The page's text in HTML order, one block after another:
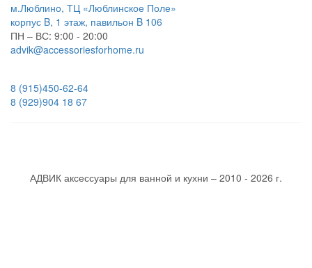
м.Люблино, ТЦ «Люблинское Поле»
корпус B, 1 этаж, павильон B 106
ПН – ВС: 9:00 - 20:00
advik@accessoriesforhome.ru
8 (915)450-62-64
8 (929)904 18 67
АДВИК аксессуары для ванной и кухни – 2010 - 2026 г.